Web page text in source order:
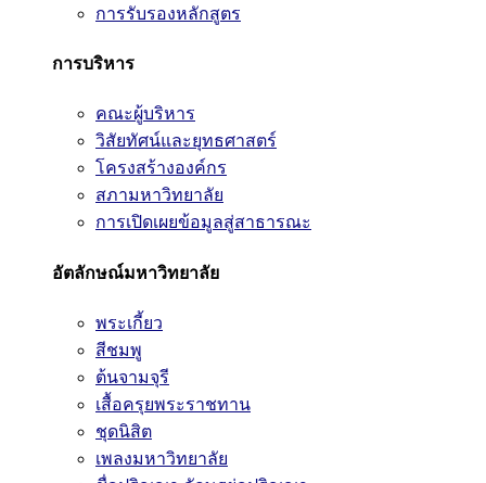
การรับรองหลักสูตร
การบริหาร
คณะผู้บริหาร
วิสัยทัศน์และยุทธศาสตร์
โครงสร้างองค์กร
สภามหาวิทยาลัย
การเปิดเผยข้อมูลสู่สาธารณะ
อัตลักษณ์มหาวิทยาลัย
พระเกี้ยว
สีชมพู
ต้นจามจุรี
เสื้อครุยพระราชทาน
ชุดนิสิต
เพลงมหาวิทยาลัย